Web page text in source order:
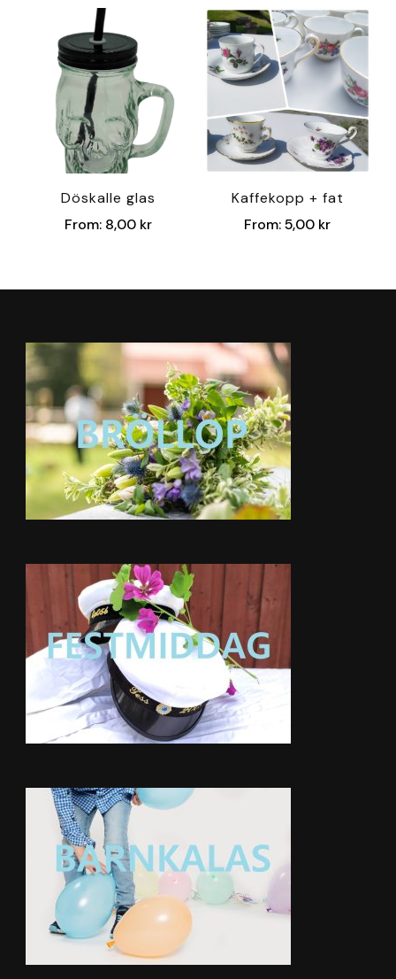
Döskalle glas
From: 8,00 kr
Kaffekopp + fat
From:5,00 kr